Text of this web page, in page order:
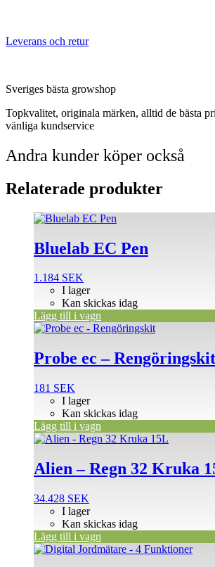
Leverans och retur
Sveriges bästa growshop
Topkvalitet, originala märken, alltid de bästa
vänliga kundservice
Andra kunder köper också
Relaterade produkter
Bluelab EC Pen
1.184 SEK
I lager
Kan skickas idag
Lägg till i vagn
Probe ec – Rengöringskit
181 SEK
I lager
Kan skickas idag
Lägg till i vagn
Alien – Regn 32 Kruka
34.428 SEK
I lager
Kan skickas idag
Lägg till i vagn